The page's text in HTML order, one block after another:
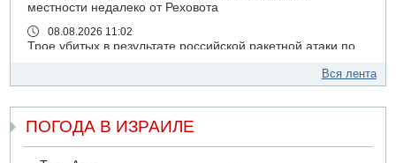
местности недалеко от Реховота
08.08.2026 11:02
Трое убитых в результате российской ракетной атаки по
07.08.2026 20:43
07.08.2026 20:41
Ynet: "Хизбалла" запустила БПЛА со взрывчаткой по
Вся лента
ПОГОДА В ИЗРАИЛЕ